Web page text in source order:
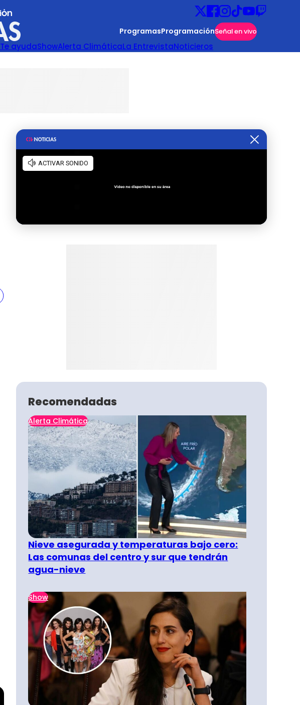
ProgramasProgramaciónSeñal en vivo
Te ayudaShowAlerta ClimáticaLa EntrevistaNoticieros
Recomendadas
Alerta Climática
Nieve asegurada y temperaturas bajo cero:
Las comunas del centro y sur que tendrán
agua-nieve
Show